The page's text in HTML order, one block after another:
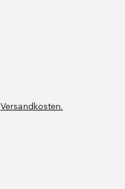
Versandkosten.